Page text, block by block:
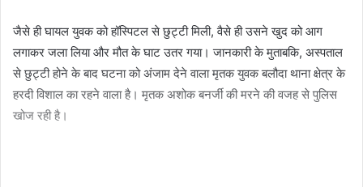
जैसे ही घायल युवक को हॉस्पिटल से छुट्टी मिली, वैसे ही उसने खुद को आग
लगाकर जला लिया और मौत के घाट उतर गया। जानकारी के मुताबकि, अस्पताल
से छुट्टी होने के बाद घटना को अंजाम देने वाला मृतक युवक बलौदा थाना क्षेत्र के
हरदी विशाल का रहने वाला है। मृतक अशोक बनर्जी की मरने की वजह से पुलिस
खोज रही है।